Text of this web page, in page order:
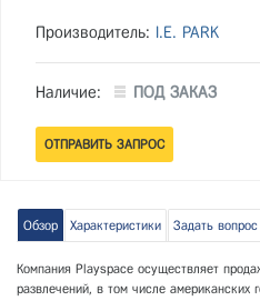
Производитель: I.E. PARK
Наличие: ПОД ЗАКАЗ
Обзор Характеристики Задать
Компания Playspace осуществляет
развлечений, в том числе американских